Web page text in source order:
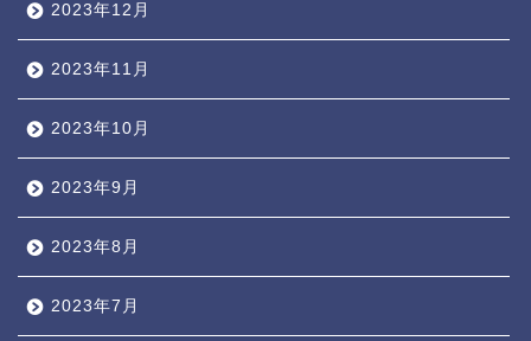
2023年12月
2023年11月
2023年10月
2023年9月
2023年8月
2023年7月